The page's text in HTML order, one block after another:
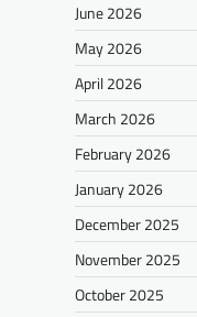
June 2026
May 2026
April 2026
March 2026
February 2026
January 2026
December 2025
November 2025
October 2025